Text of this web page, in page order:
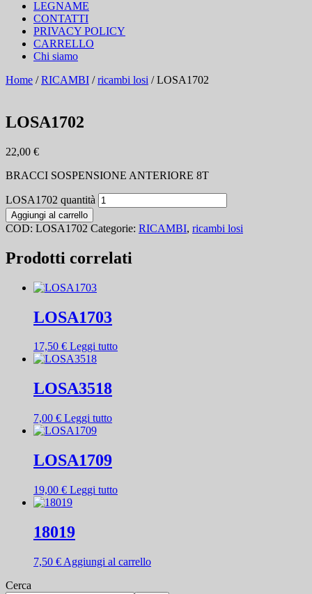
LEGNAME
CONTATTI
PRIVACY POLICY
CARRELLO
Chi siamo
Home /RICAMBI /ricambi losi / LOSA1702
LOSA1702
22,00 €
BRACCI SOSPENSIONE ANTERIORE 8T
LOSA1702 quantità
Aggiungi al carrello
COD: LOSA1702 Categorie: RICAMBI, ricambi losi
Prodotti correlati
LOSA1703
17,50 € Leggi tutto
LOSA3518
7,00 € Leggi tutto
LOSA1709
19,00 € Leggi tutto
18019
7,50 € Aggiungi al carrello
Cerca